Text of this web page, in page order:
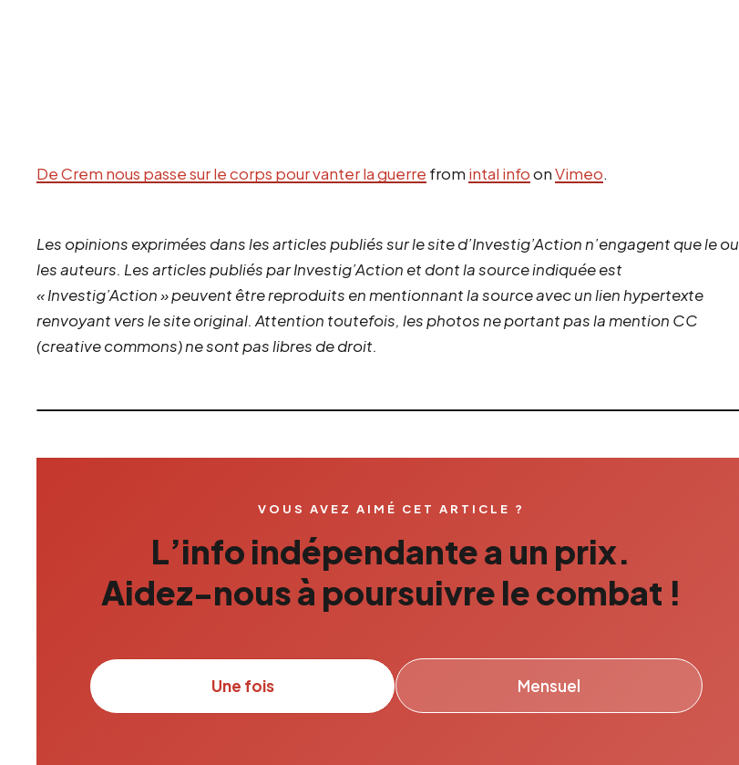
De Crem nous passe sur le corps pour vanter la guerre from intal infoonVimeo.
Les opinions exprimées dans les articles publiés sur le site d’Investig’Action n’engagent que le ou
les auteurs. Les articles publiés par Investig’Action et dont la source indiquée est
« Investig’Action » peuvent être reproduits en mentionnant la source avec un lien hypertexte
renvoyant vers le site original. Attention toutefois, les photos ne portant pas la mention CC
(creative commons) ne sont pas libres de droit.
VOUS AVEZ AIMÉ CET ARTICLE ?
L’info indépendante a un prix.
Aidez-nous à poursuivre le combat !
Une fois Mensuel